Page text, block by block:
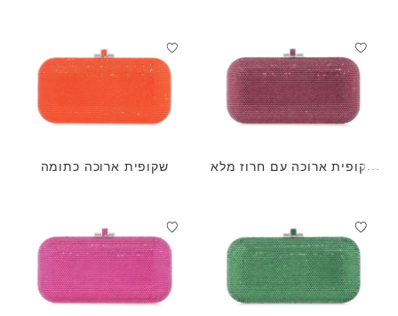
שקופית ארוכה עם חרוז מלא
שקופית ארוכה כתומה